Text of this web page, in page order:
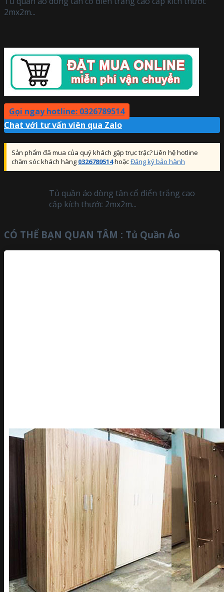
2mx2m...
Gọi ngay hotline: 0326789514
Chat với tư vấn viên qua Zalo
Sản phẩm đã mua của quý khách gặp trục trặc? Liên hệ hotline
chăm sóc khách hàng 0326789514hoặcĐăng ký bảo hành
Tủ quần áo dòng tân cổ điển trắng cao
cấp kích thước 2mx2m...
CÓ THỂ BẠN QUAN TÂM : Tủ Quần Áo